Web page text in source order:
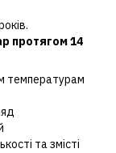
протягом 14
температурам
та змісті